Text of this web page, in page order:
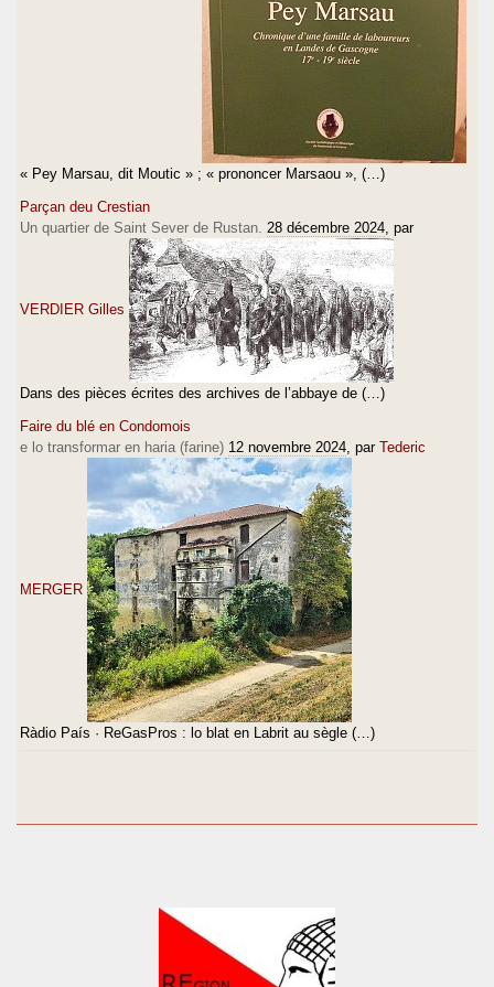
« Pey Marsau, dit Moutic » ; « prononcer Marsaou », (…)
Parçan deu Crestian
Un quartier de Saint Sever de Rustan. 28 décembre 2024 , par
VERDIER Gilles
Dans des pièces écrites des archives de l’abbaye de (…)
Faire du blé en Condomois
e lo transformar en haria (farine) 12 novembre 2024 , par Tederic
MERGER
Ràdio País · ReGasPros : lo blat en Labrit au sègle (…)